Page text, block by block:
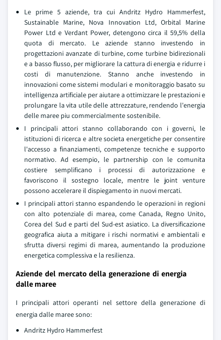
Le prime 5 aziende, tra cui Andritz Hydro Hammerfest,
Sustainable Marine, Nova Innovation Ltd, Orbital Marine
Power Ltd e Verdant Power, detengono circa il 59,5% della
quota di mercato. Le aziende stanno investendo in
progettazioni avanzate di turbine, come turbine bidirezionali
e a basso flusso, per migliorare la cattura di energia e ridurre i
costi di manutenzione. Stanno anche investendo in
innovazioni come sistemi modulari e monitoraggio basato su
intelligenza artificiale per aiutare a ottimizzare le prestazioni e
prolungare la vita utile delle attrezzature, rendendo l'energia
delle maree piu commercialmente sostenibile.
I principali attori stanno collaborando con i governi, le
istituzioni di ricerca e altre societa energetiche per consentire
l'accesso a finanziamenti, competenze tecniche e supporto
normativo. Ad esempio, le partnership con le comunita
costiere semplificano i processi di autorizzazione e
favoriscono il sostegno locale, mentre le joint venture
possono accelerare il dispiegamento in nuovi mercati.
I principali attori stanno espandendo le operazioni in regioni
con alto potenziale di marea, come Canada, Regno Unito,
Corea del Sud e parti del Sud-est asiatico. La diversificazione
geografica aiuta a mitigare i rischi normativi e ambientali e
sfrutta diversi regimi di marea, aumentando la produzione
energetica complessiva e la resilienza.
Aziende del mercato della generazione di energia
dalle maree
I principali attori operanti nel settore della generazione di
energia dalle maree sono:
Andritz Hydro Hammerfest